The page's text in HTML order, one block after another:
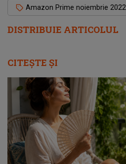
DISTRIBUIE ARTICOLUL
Amazon Prime noiembrie 2022
CITEȘTE ȘI